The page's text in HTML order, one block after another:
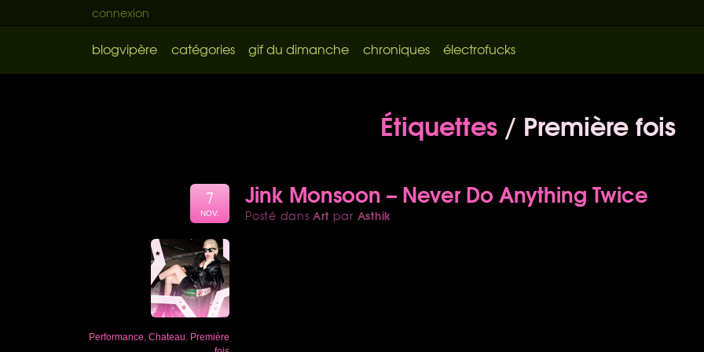
connexion
blogvipère catégories gif du dimanche chroniques électrofucks
Étiquettes / Première fois
Jink Monsoon – Never Do Anything Twice
Posté dansArt par Asthik
7
NOV.
Performance Chateau Première